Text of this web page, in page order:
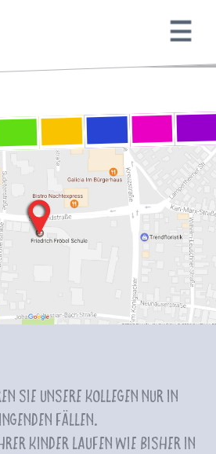
Sie unsere Kollegen nur in
Fällen.
Kinder laufen wie bisher in